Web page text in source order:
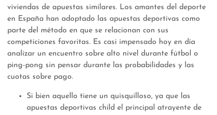
viviendas de apuestas similares. Los amantes del deporte
en España han adoptado las apuestas deportivas como
parte del método en que se relacionan con sus
competiciones favoritas. Es casi impensado hoy en día
analizar un encuentro sobre alto nivel durante fútbol o
ping-pong sin pensar durante las probabilidades y las
cuotas sobre pago.
Si bien aquello tiene un quisquilloso, ya que las
apuestas deportivas child el principal atrayente de